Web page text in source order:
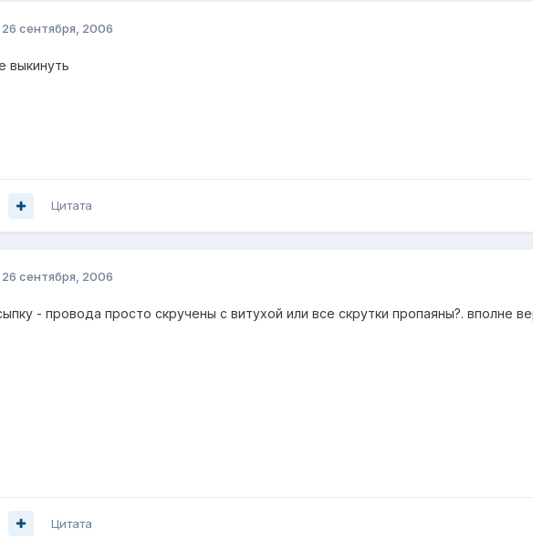
26 сентября, 2006
выкинуть
Цитата
26 сентября, 2006
- провода просто скручены с витухой или все скрутки пропаяны?. вполне
Цитата